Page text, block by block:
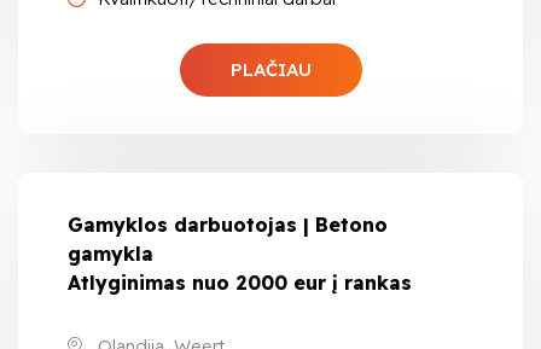
PLAČIAU
Gamyklos darbuotojas | Betono
gamykla
Atlyginimas nuo 2000 eur į rankas